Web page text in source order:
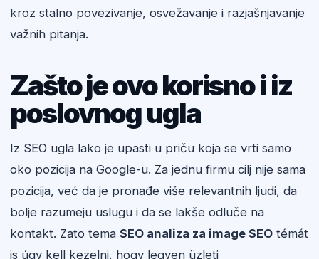
kroz stalno povezivanje, osvežavanje i razjašnjavanje
važnih pitanja.
Zašto je ovo korisno i iz
poslovnog ugla
Iz SEO ugla lako je upasti u priču koja se vrti samo
oko pozicija na Google-u. Za jednu firmu cilj nije sama
pozicija, već da je pronađe više relevantnih ljudi, da
bolje razumeju uslugu i da se lakše odluče na
kontakt. Zato tema SEO analiza za image SEO témát
is úgy kell kezelni, hogy legyen üzleti